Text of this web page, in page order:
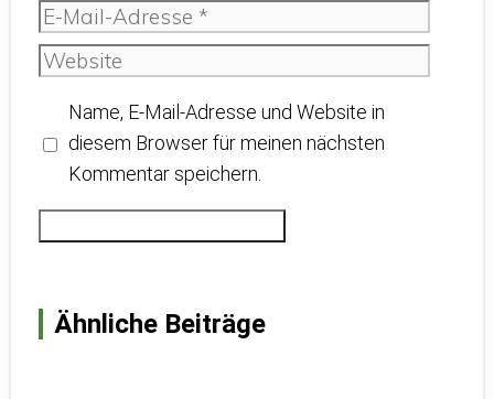
E-
Mail-
Adresse
Website
Name, E-Mail-Adresse und Website in
diesem Browser für meinen nächsten
Kommentar speichern.
Ähnliche Beiträge